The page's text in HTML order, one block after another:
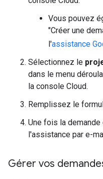
Vous pouvez
"Créer une
l'assistance
Sélectionnez le
dans le menu
la console Cloud.
Remplissez le
Une fois la
l'assistance par e-
Gérer vos